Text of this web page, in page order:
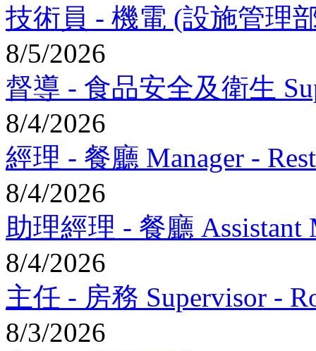
技術員 - 機電 (設施管理
8/5/2026
督導 - 食品安全及衛生
8/4/2026
經理 - 餐廳 Manager -
8/4/2026
助理經理 - 餐廳 Assistant
8/4/2026
主任 - 房務 Supervisor -
8/3/2026